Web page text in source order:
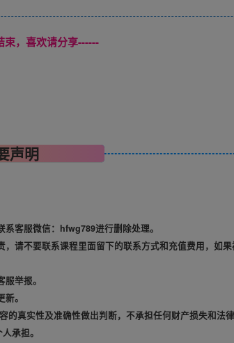
束，喜欢请分享------
声明
客服微信：hfwg789进行删除处理。
请不要联系课程里面留下的联系方式和充值费用，如
举报。
。
真实性及准确性做出判断，不承担任何财产损失和法
承担。